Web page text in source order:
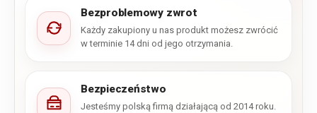
Bezproblemowy zwrot
Każdy zakupiony u nas produkt możesz zwrócić
w terminie 14 dni od jego otrzymania.
Bezpieczeństwo
Jesteśmy polską firmą działającą od 2014 roku.